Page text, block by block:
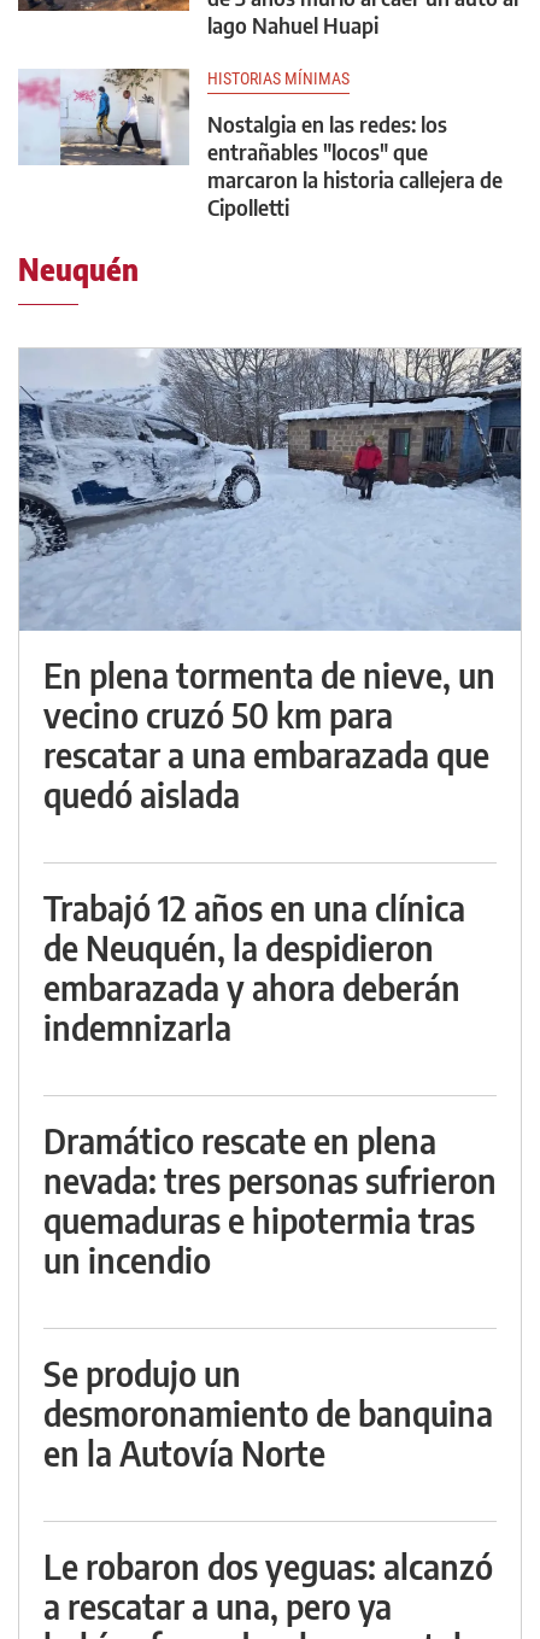
lago Nahuel Huapi
HISTORIAS MÍNIMAS
Nostalgia en las redes: los
entrañables "locos" que
marcaron la historia callejera de
Cipolletti
Neuquén
En plena tormenta de nieve, un
vecino cruzó 50 km para
rescatar a una embarazada que
quedó aislada
Trabajó 12 años en una clínica
de Neuquén, la despidieron
embarazada y ahora deberán
indemnizarla
Dramático rescate en plena
nevada: tres personas sufrieron
quemaduras e hipotermia tras
un incendio
Se produjo un
desmoronamiento de banquina
en la Autovía Norte
Le robaron dos yeguas: alcanzó
a rescatar a una, pero ya